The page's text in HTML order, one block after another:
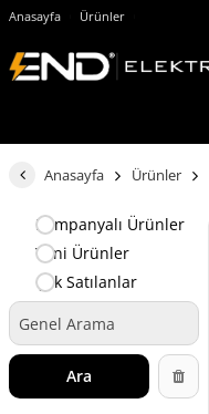
Anasayfa Ürünler
Anasayfa Ürünler
Kampanyalı Ürünler
Yeni Ürünler
Çok Satılanlar
Ara